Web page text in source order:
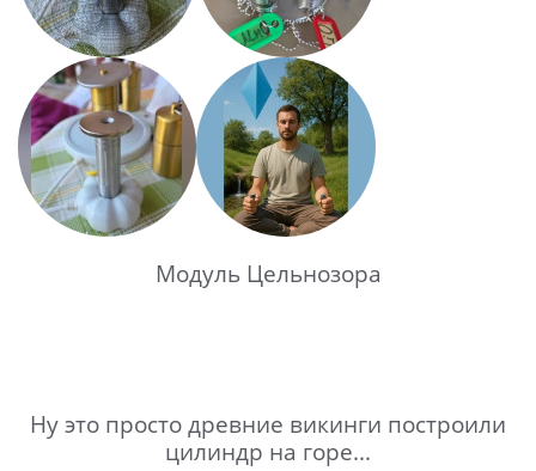
Модуль Цельнозора
Ну это просто древние викинги построили
цилиндр на горе...